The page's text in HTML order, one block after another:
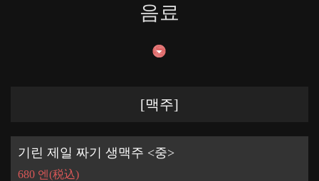
음료
[맥주]
기린 제일 짜기 생맥주 <중>
680 엔 (税込)